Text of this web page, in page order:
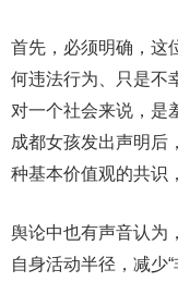
首先，必须明确，这
何违法行为、只是不
对一个社会来说，是
成都女孩发出声明后
种基本价值观的共识
舆论中也有声音认为
自身活动半径，减少